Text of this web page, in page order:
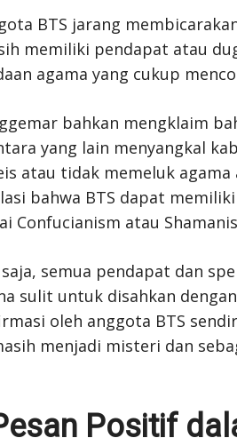
BTS jarang
memiliki pendapat atau
agama yang cukup
bahkan mengklaim
yang lain menyangkal
atau tidak memeluk
bahwa BTS dapat
Confucianism atau
semua pendapat dan
sulit untuk disahkan
oleh anggota BTS
menjadi misteri dan
Positif